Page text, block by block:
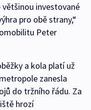
investované
pro obě strany,“
Peter
a kola platí už
zanesla
do tržního řádu. Za
hrozí